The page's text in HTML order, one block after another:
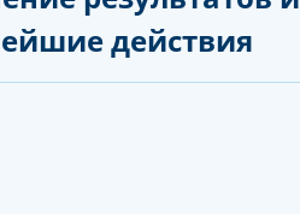
действия